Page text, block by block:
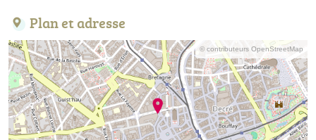
Plan et adresse
© contributeurs OpenStreetMap